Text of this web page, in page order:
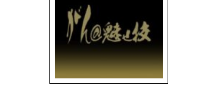
東部病院の特長
ご来院にあたって
交通アクセス
院内のルールについて
医療関係者向け講習・研修
当院退職後のカルテ閲覧手続きについて
診療予約
予約変更・確認